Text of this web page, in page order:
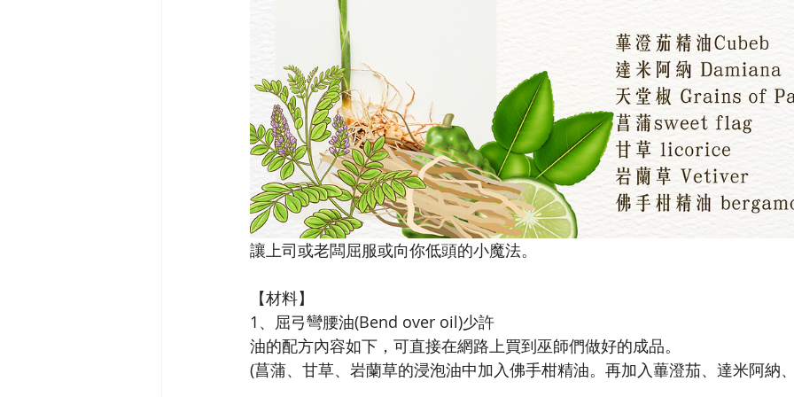
讓上司或老闆屈服或向你低頭的小魔法。
【材料】
1、屈弓彎腰油(Bend over oil)少許
油的配方內容如下，可直接在網路上買到巫師們做好的成品。
(菖蒲、甘草、岩蘭草的浸泡油中加入佛手柑精油。再加入蓽澄茄、達米阿納